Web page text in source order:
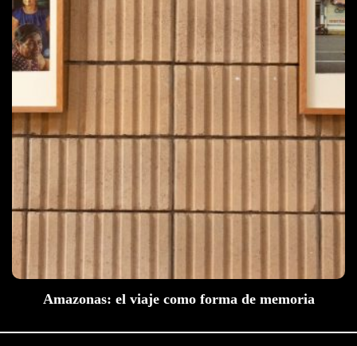
Amazonas: el viaje como forma de memoria